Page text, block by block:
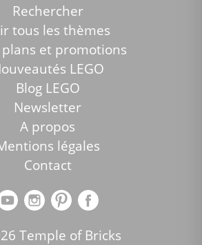
Rechercher
tous les thèmes
plans et promotions
LEGO
Blog LEGO
Newsletter
A propos
légales
Contact
Temple of Bricks